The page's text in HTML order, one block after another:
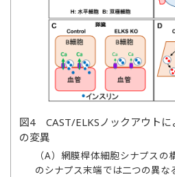
図4 CAST/ELKSノックアウトに
の変異
（A）網膜桿体細胞シナプス
のシナプス末端では二つの異な